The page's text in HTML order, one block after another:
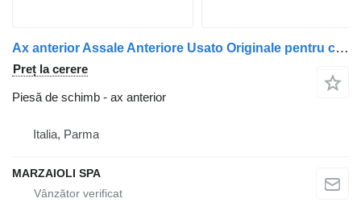
Ax anterior Assale Anteriore Usato Originale pentru camion Astra Hd7
Preț la cerere
Piesă de schimb - ax anterior
Italia, Parma
MARZAIOLI SPA